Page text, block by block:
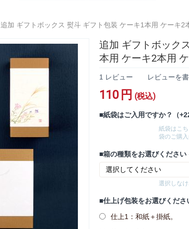
追加 ギフトボックス 熨斗 ギフト包装 ケーキ1本用 ケーキ2
追加 ギフトボック
本用 ケーキ2本用
1 レビュー レビューを書
110 円 (税込)
■紙袋はご入用ですか？（
紙袋はこ
袋のご購
■箱の種類をお選びください
選択しな
■仕上げ包装をお選びくださ
仕上1：和紙＋掛紙。